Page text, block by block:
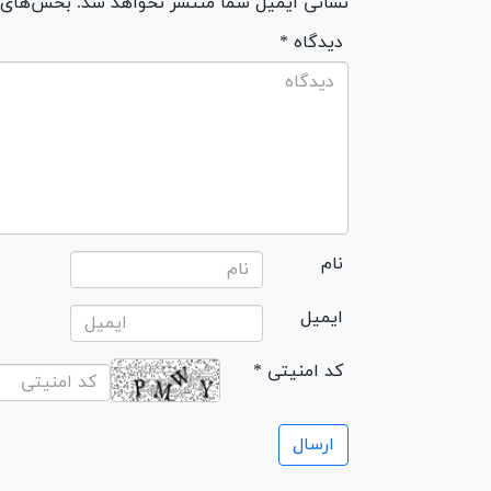
* دیدگاه
نام
ایمیل
* کد امنیتی